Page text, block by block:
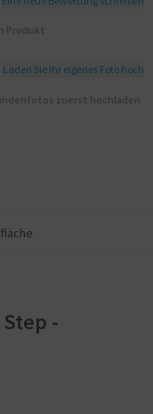
Produkt
Laden Sie Ihr eigenes Foto hoch
zuerst hochladen
Step -